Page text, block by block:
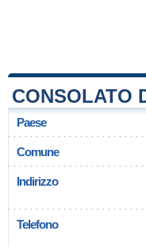
CONSOLATO
Paese
Comune
Indirizzo
Telefono